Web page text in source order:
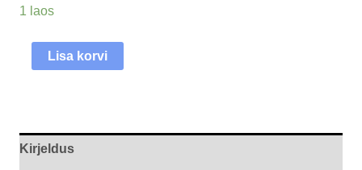
1 laos
Lisa korvi
Kirjeldus